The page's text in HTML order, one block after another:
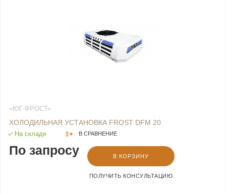
«ЮГ-ФРОСТ»
ХОЛОДИЛЬНАЯ УСТАНОВКА FROST DFM 20
На складе В СРАВНЕНИЕ
По запросу В КОРЗИНУ
ПОЛУЧИТЬ КОНСУЛЬТАЦИЮ